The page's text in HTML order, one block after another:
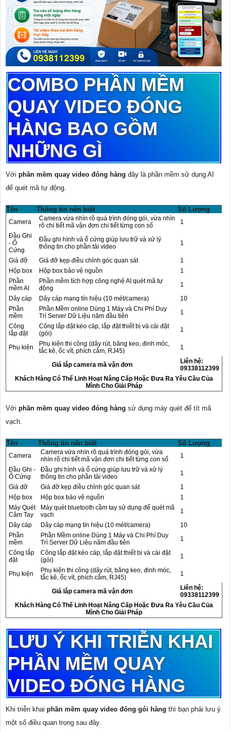
COMBO PHẦN MỀM
QUAY VIDEO ĐÓNG
HÀNG BAO GỒM
NHỮNG GÌ
Với phần mềm quay video đóng hàng đây là phần mềm sử dụng AI
để quét mã tự động.
Tên Thông tin nên biết Số Lượng
Camera
Camera vừa nhìn rõ quá trình đóng gói, vừa nhìn
rõ chi tiết mã vận đơn chi tiết từng con số
1
Đầu Ghi
- Ổ
Cứng
Đầu ghi hình và ổ cứng giúp lưu trữ và xử lý
thông tin cho phần tải video
1
Giá đỡ Giá đỡ kẹp điều chỉnh góc quan sát
1
Hộp box
Hộp box bảo vệ nguồn
1
Phần
mềm AI
Phần mềm tích hợp công nghệ AI quét mã tự
động
1
Dây cáp
Dây cáp mạng tín hiệu (10 mét/camera)
10
Phần
mềm
Phần Mềm online Dùng 1 Máy và Chi Phí Duy
Trì Server Dữ Liệu năm đầu tiên
1
Công
lắp đặt
Công lắp đặt kéo cáp, lắp đặt thiết bị và cài đặt
(gói)
1
Phụ kiện
Phụ kiện thi công (dây rút, băng keo, đinh móc,
tắc kê, ốc vít, phích cắm, RJ45)
1
Giá lắp camera mã vận đơn
Liên hệ:
09338112399
Khách Hàng Có Thể Linh Hoạt Nâng Cấp Hoặc Đưa Ra Yêu Cầu Của
Mình Cho Giải Pháp
Với phần mềm quay video đóng hàng sử dụng máy quét để tít mã
vạch.
Tên Thông tin nên biết Số Lượng
Camera
Camera vừa nhìn rõ quá trình đóng gói, vừa
nhìn rõ chi tiết mã vận đơn chi tiết từng con số
1
Đầu Ghi -
Ổ Cứng
Đầu ghi hình và ổ cứng giúp lưu trữ và xử lý
thông tin cho phần tải video
1
Giá đỡ
Giá đỡ kẹp điều chỉnh góc quan sát
1
Hộp box
Hộp box bảo vệ nguồn
1
Máy Quét
Câm Tay
Máy quét bluetooth cầm tay sử dụng để quét mã
vạch
1
Dây cáp
Dây cáp mạng tín hiệu (10 mét/camera)
10
Phần
mềm
Phần Mềm online Dùng 1 Máy và Chi Phí Duy
Trì Server Dữ Liệu năm đầu tiên
1
Công lắp
đặt
Công lắp đặt kéo cáp, lắp đặt thiết bị và cài đặt
(gói)
1
Phụ kiện
Phụ kiện thi công (dây rút, băng keo, đinh móc,
tắc kê, ốc vít, phích cắm, RJ45)
1
Giá lắp camera mã vận đơn
Liên hệ:
09338112399
Khách Hàng Có Thể Linh Hoạt Nâng Cấp Hoặc Đưa Ra Yêu Cầu Của
Mình Cho Giải Pháp
LƯU Ý KHI TRIỄN KHAI
PHẦN MỀM QUAY
VIDEO ĐÓNG HÀNG
Khi triễn khai phần mềm quay video đóng gói hàng thì bạn phải lưu ý
một số điều quan trọng sau đây.